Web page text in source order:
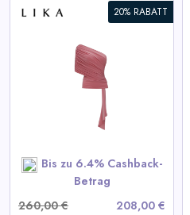
20% RABATT
Bis zu 6.4% Cashback-
Betrag
260,00 €
208,00 €
Weißes Lederoberteil
View All LIKA Deals